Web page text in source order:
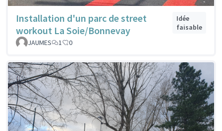
Installation d'un parc de street
workout La Soie/Bonnevay
Idée
faisable
JAUMES
1 0